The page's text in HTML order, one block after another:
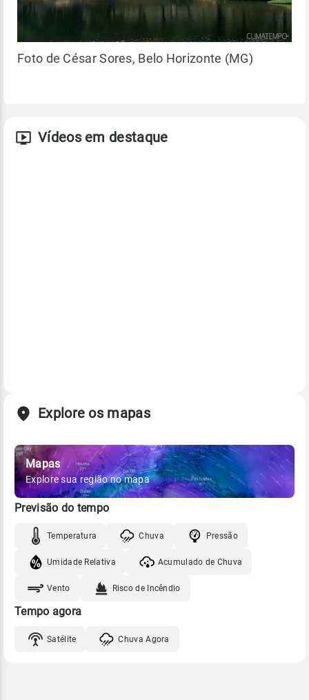
Foto de César Sores, Belo Horizonte (MG)
Vídeos em destaque
Explore os mapas
Mapas
Explore sua região no mapa
Previsão do tempo
Temperatura Chuva Pressão
Umidade Relativa Acumulado de Chuva
Vento Risco de Incêndio
Tempo agora
Satélite Chuva Agora